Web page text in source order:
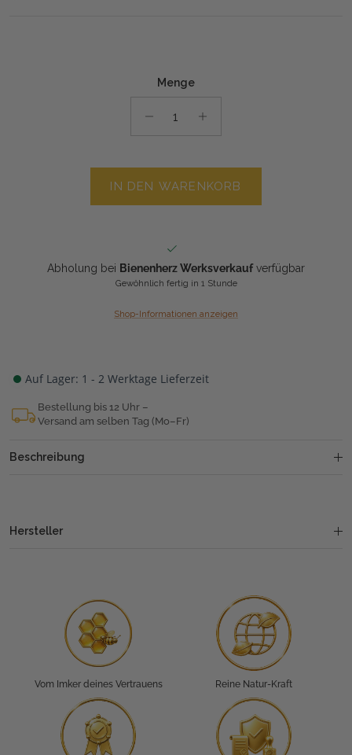
Menge
IN DEN WARENKORB
Abholung bei Bienenherz Werksverkaufverfügbar
Gewöhnlich fertig in 1 Stunde
Shop-Informationen anzeigen
Auf Lager: 1 - 2 Werktage Lieferzeit
Bestellung bis 12 Uhr –
Versand am selben Tag (Mo–Fr)
Beschreibung
Hersteller
Vom Imker deines Vertrauens Reine Natur-Kraft